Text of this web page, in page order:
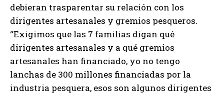
debieran trasparentar su relación con los
dirigentes artesanales y gremios pesqueros.
“Exigimos que las 7 familias digan qué
dirigentes artesanales y a qué gremios
artesanales han financiado, yo no tengo
lanchas de 300 millones financiadas por la
industria pesquera, esos son algunos dirigentes